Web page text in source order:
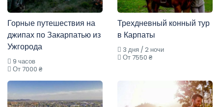
Горные путешествия на
джипах по Закарпатью из
Ужгорода
9 часов
От 7000 ₴
Трехдневный конный тур
в Карпаты
3 дня / 2 ночи
От 7550 ₴